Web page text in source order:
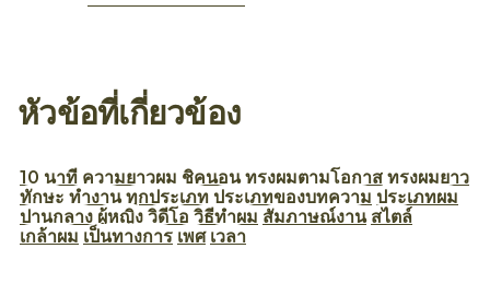
หัวข้อที่เกี่ยวข้อง
10 นาที ความยาวผม ชิคนอน ทรงผมตามโอกาส ทรงผมยาว
ทักษะ ทำงาน ทุกประเภท ประเภทของบทความ ประเภทผม
ปานกลาง ผู้หญิง วิดีโอ วิธีทำผม สัมภาษณ์งาน สไตล์
เกล้าผม เป็นทางการ เพศ เวลา